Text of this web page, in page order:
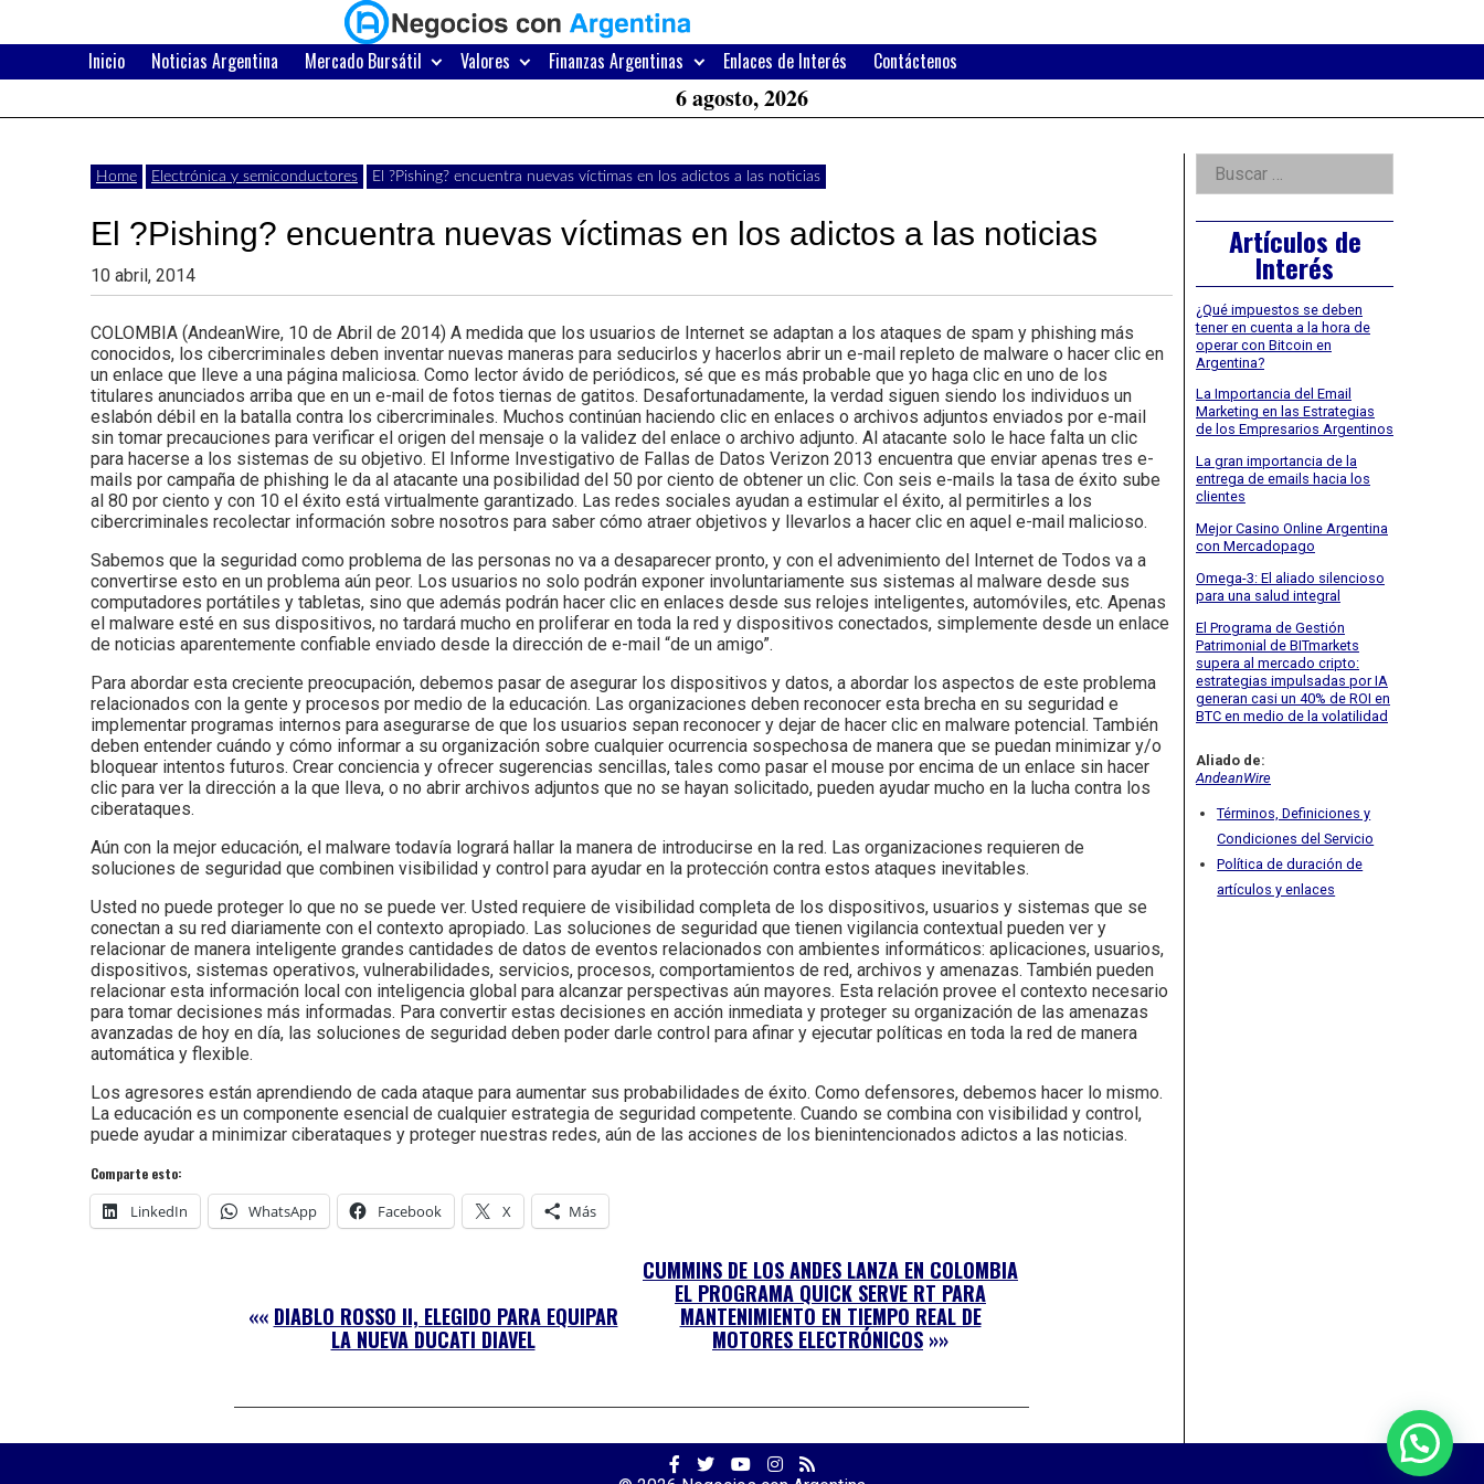
content
Negocios
con
Argentina
Últimas
noticias,
y
actualidad
de
con
Argentina.
Area
Inicio Noticias Argentina Mercado Bursátil Valores Finanzas Argentinas Enlaces de Interés Contáctenos
6 agosto, 2026
Home Electrónica y semiconductores El ?Pishing? encuentra nuevas víctimas en los adictos a las noticias
El ?Pishing? encuentra nuevas víctimas en los adictos a las noticias
10 abril, 2014
COLOMBIA (AndeanWire, 10 de Abril de 2014) A medida que los usuarios de Internet se adaptan a los ataques de spam y phishing más
conocidos, los cibercriminales deben inventar nuevas maneras para seducirlos y hacerlos abrir un e-mail repleto de malware o hacer clic en
un enlace que lleve a una página maliciosa. Como lector ávido de periódicos, sé que es más probable que yo haga clic en uno de los
titulares anunciados arriba que en un e-mail de fotos tiernas de gatitos. Desafortunadamente, la verdad siguen siendo los individuos un
eslabón débil en la batalla contra los cibercriminales. Muchos continúan haciendo clic en enlaces o archivos adjuntos enviados por e-mail
sin tomar precauciones para verificar el origen del mensaje o la validez del enlace o archivo adjunto. Al atacante solo le hace falta un clic
para hacerse a los sistemas de su objetivo. El Informe Investigativo de Fallas de Datos Verizon 2013 encuentra que enviar apenas tres e-
mails por campaña de phishing le da al atacante una posibilidad del 50 por ciento de obtener un clic. Con seis e-mails la tasa de éxito sube
al 80 por ciento y con 10 el éxito está virtualmente garantizado. Las redes sociales ayudan a estimular el éxito, al permitirles a los
cibercriminales recolectar información sobre nosotros para saber cómo atraer objetivos y llevarlos a hacer clic en aquel e-mail malicioso.
Sabemos que la seguridad como problema de las personas no va a desaparecer pronto, y con el advenimiento del Internet de Todos va a
convertirse esto en un problema aún peor. Los usuarios no solo podrán exponer involuntariamente sus sistemas al malware desde sus
computadores portátiles y tabletas, sino que además podrán hacer clic en enlaces desde sus relojes inteligentes, automóviles, etc. Apenas
el malware esté en sus dispositivos, no tardará mucho en proliferar en toda la red y dispositivos conectados, simplemente desde un enlace
de noticias aparentemente confiable enviado desde la dirección de e-mail “de un amigo”.
Para abordar esta creciente preocupación, debemos pasar de asegurar los dispositivos y datos, a abordar los aspectos de este problema
relacionados con la gente y procesos por medio de la educación. Las organizaciones deben reconocer esta brecha en su seguridad e
implementar programas internos para asegurarse de que los usuarios sepan reconocer y dejar de hacer clic en malware potencial. También
deben entender cuándo y cómo informar a su organización sobre cualquier ocurrencia sospechosa de manera que se puedan minimizar y/o
bloquear intentos futuros. Crear conciencia y ofrecer sugerencias sencillas, tales como pasar el mouse por encima de un enlace sin hacer
clic para ver la dirección a la que lleva, o no abrir archivos adjuntos que no se hayan solicitado, pueden ayudar mucho en la lucha contra los
ciberataques.
Aún con la mejor educación, el malware todavía logrará hallar la manera de introducirse en la red. Las organizaciones requieren de
soluciones de seguridad que combinen visibilidad y control para ayudar en la protección contra estos ataques inevitables.
Usted no puede proteger lo que no se puede ver. Usted requiere de visibilidad completa de los dispositivos, usuarios y sistemas que se
conectan a su red diariamente con el contexto apropiado. Las soluciones de seguridad que tienen vigilancia contextual pueden ver y
relacionar de manera inteligente grandes cantidades de datos de eventos relacionados con ambientes informáticos: aplicaciones, usuarios,
dispositivos, sistemas operativos, vulnerabilidades, servicios, procesos, comportamientos de red, archivos y amenazas. También pueden
relacionar esta información local con inteligencia global para alcanzar perspectivas aún mayores. Esta relación provee el contexto necesario
para tomar decisiones más informadas. Para convertir estas decisiones en acción inmediata y proteger su organización de las amenazas
avanzadas de hoy en día, las soluciones de seguridad deben poder darle control para afinar y ejecutar políticas en toda la red de manera
automática y flexible.
Los agresores están aprendiendo de cada ataque para aumentar sus probabilidades de éxito. Como defensores, debemos hacer lo mismo.
La educación es un componente esencial de cualquier estrategia de seguridad competente. Cuando se combina con visibilidad y control,
puede ayudar a minimizar ciberataques y proteger nuestras redes, aún de las acciones de los bienintencionados adictos a las noticias.
Comparte esto:
LinkedIn WhatsApp Facebook X Más
«« DIABLO ROSSO II, ELEGIDO PARA EQUIPAR
LA NUEVA DUCATI DIAVEL
CUMMINS DE LOS ANDES LANZA EN COLOMBIA
EL PROGRAMA QUICK SERVE RT PARA
MANTENIMIENTO EN TIEMPO REAL DE
MOTORES ELECTRÓNICOS »»
Right
Asides
Buscar:
Artículos de
Interés
¿Qué impuestos se deben
tener en cuenta a la hora de
operar con Bitcoin en
Argentina?
La Importancia del Email
Marketing en las Estrategias
de los Empresarios Argentinos
La gran importancia de la
entrega de emails hacia los
clientes
Mejor Casino Online Argentina
con Mercadopago
Omega-3: El aliado silencioso
para una salud integral
El Programa de Gestión
Patrimonial de BITmarkets
supera al mercado cripto:
estrategias impulsadas por IA
generan casi un 40% de ROI en
BTC en medio de la volatilidad
Aliado de:
AndeanWire
Términos, Definiciones y
Condiciones del Servicio
Política de duración de
artículos y enlaces
Facebook
Profile
Twitter
Profile
YouTube
Channel
Facebook
Profile
RSS
Feed